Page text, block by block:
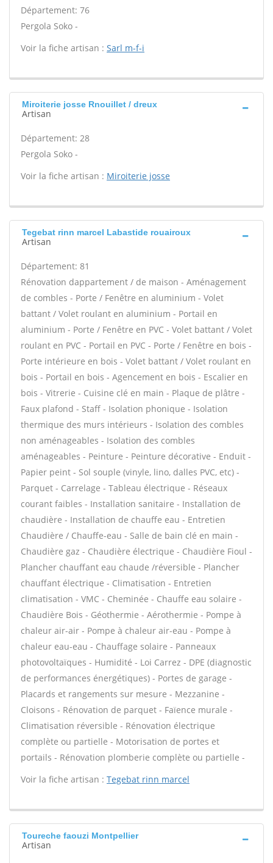
Département: 76
Pergola Soko -
Voir la fiche artisan : Sarl m-f-i
Miroiterie josse Rnouillet / dreux
Artisan
Département: 28
Pergola Soko -
Voir la fiche artisan : Miroiterie josse
Tegebat rinn marcel Labastide rouairoux
Artisan
Département: 81
Rénovation dappartement / de maison - Aménagement
de combles - Porte / Fenêtre en aluminium - Volet
battant / Volet roulant en aluminium - Portail en
aluminium - Porte / Fenêtre en PVC - Volet battant / Volet
roulant en PVC - Portail en PVC - Porte / Fenêtre en bois -
Porte intérieure en bois - Volet battant / Volet roulant en
bois - Portail en bois - Agencement en bois - Escalier en
bois - Vitrerie - Cuisine clé en main - Plaque de plâtre -
Faux plafond - Staff - Isolation phonique - Isolation
thermique des murs intérieurs - Isolation des combles
non aménageables - Isolation des combles
aménageables - Peinture - Peinture décorative - Enduit -
Papier peint - Sol souple (vinyle, lino, dalles PVC, etc) -
Parquet - Carrelage - Tableau électrique - Réseaux
courant faibles - Installation sanitaire - Installation de
chaudière - Installation de chauffe eau - Entretien
Chaudière / Chauffe-eau - Salle de bain clé en main -
Chaudière gaz - Chaudière électrique - Chaudière Fioul -
Plancher chauffant eau chaude /réversible - Plancher
chauffant électrique - Climatisation - Entretien
climatisation - VMC - Cheminée - Chauffe eau solaire -
Chaudière Bois - Géothermie - Aérothermie - Pompe à
chaleur air-air - Pompe à chaleur air-eau - Pompe à
chaleur eau-eau - Chauffage solaire - Panneaux
photovoltaïques - Humidité - Loi Carrez - DPE (diagnostic
de performances énergétiques) - Portes de garage -
Placards et rangements sur mesure - Mezzanine -
Cloisons - Rénovation de parquet - Faïence murale -
Climatisation réversible - Rénovation électrique
complète ou partielle - Motorisation de portes et
portails - Rénovation plomberie complète ou partielle -
Voir la fiche artisan : Tegebat rinn marcel
Toureche faouzi Montpellier
Artisan